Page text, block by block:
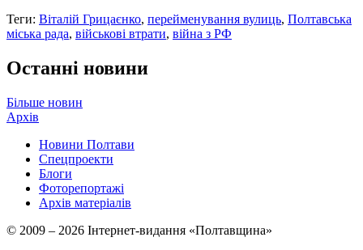
Теги: Віталій Грицаєнко, перейменування вулиць, Полтавська
міська рада, військові втрати, війна з РФ
Останні новини
Більше новин
Архів
Новини Полтави
Спецпроекти
Блоги
Фоторепортажі
Архів матеріалів
© 2009 – 2026 Інтернет-видання «Полтавщина»